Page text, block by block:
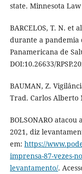
state. Minnesota
BARCELOS, T. N. et
durante a pandemia
Panamericana de
DOI:10.26633/
BAUMAN, Z.
Trad. Carlos Alberto
BOLSONARO
2021, diz
em: https://
imprensa-87-vezes-
levantamento/.